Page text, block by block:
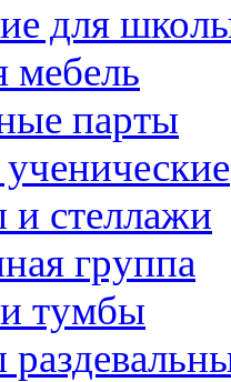
для
мебель
парты
стеллажи
группа
тумбы